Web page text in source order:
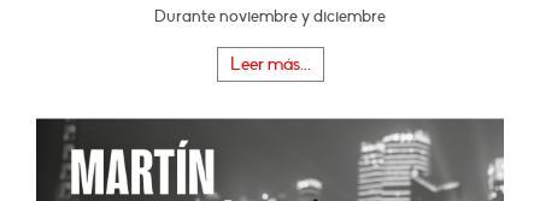
Durante noviembre y diciembre
Leer más...